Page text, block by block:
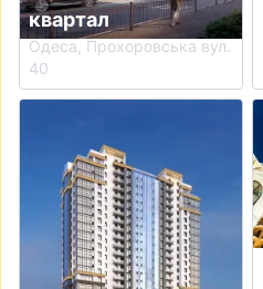
квартал
Одеса, Прохоровська вул.
40